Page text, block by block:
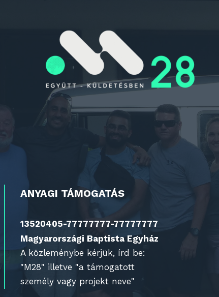
ANYAGI TÁMOGATÁS
13520405-77777777-77777777
Magyarországi Baptista Egyház
A közleménybe kérjük, írd be:
"M28" illetve "a támogatott
személy vagy projekt neve"